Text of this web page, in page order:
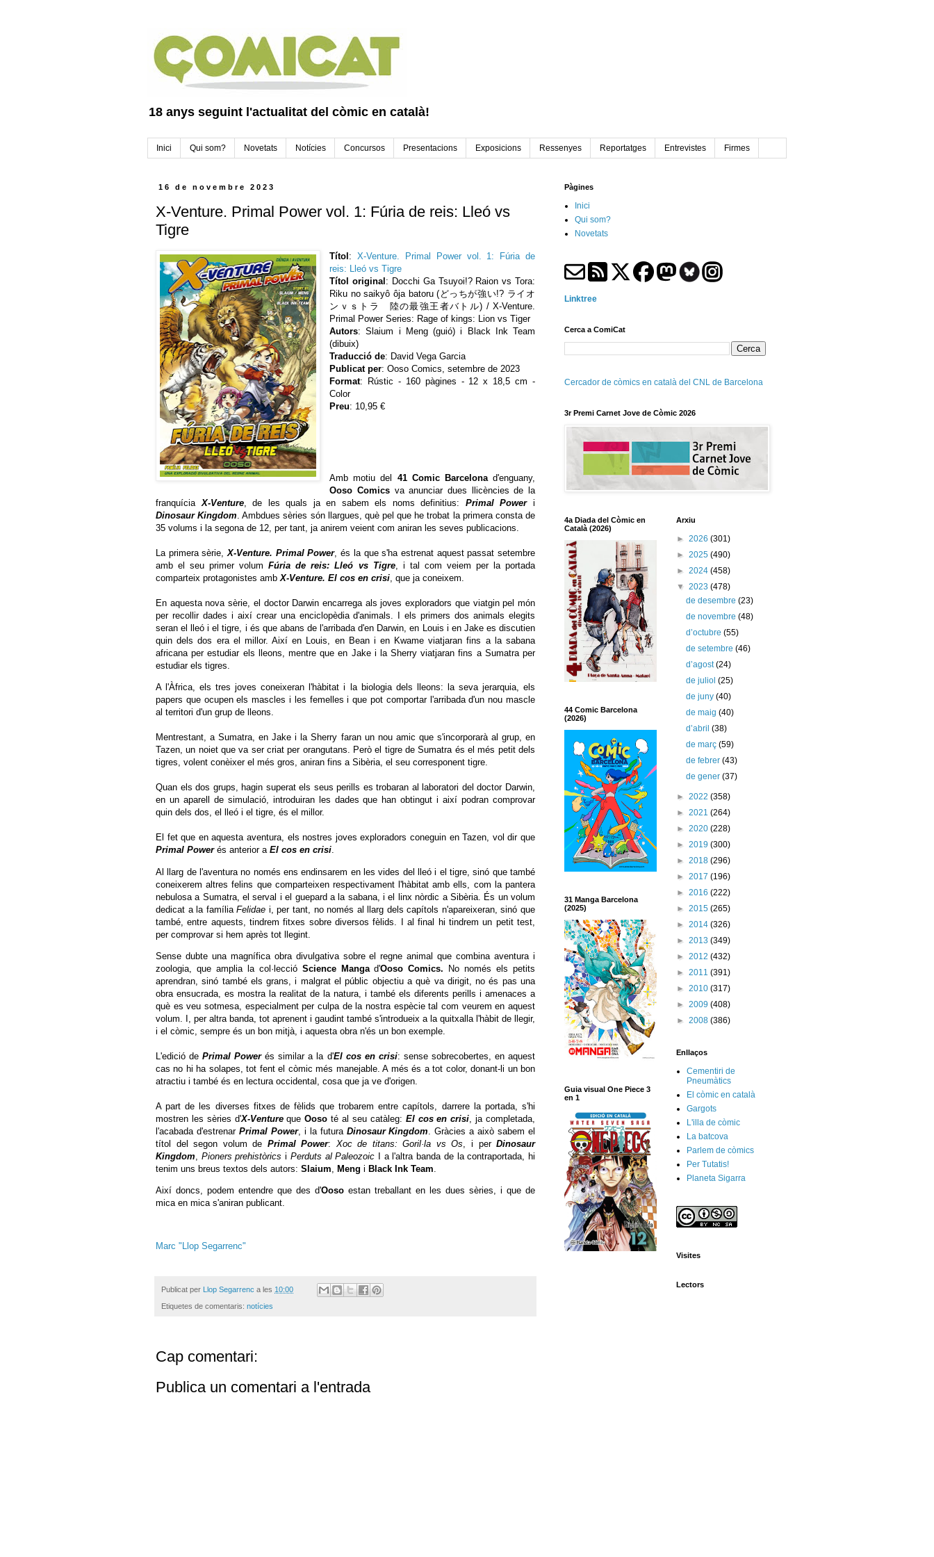
18 anys seguint l'actualitat del còmic en català!
Inici Qui som? Novetats Notícies Concursos Presentacions Exposicions Ressenyes Reportatges Entrevistes Firmes
16 de novembre 2023
X-Venture. Primal Power vol. 1: Fúria de reis: Lleó vs
Tigre
Títol :X-Venture. Primal Power vol. 1: Fúria de
reis: Lleó vs Tigre
Títol original : Docchi Ga Tsuyoi!? Raion vs Tora:
Riku no saikyô ôja batoru (どっちが強い!? ライオ
ンｖｓトラ 陸の最強王者バトル) / X-Venture.
Primal Power Series: Rage of kings: Lion vs Tiger
Autors: Slaium i Meng (guió) i Black Ink Team
(dibuix)
Traducció de: David Vega Garcia
Publicat per: Ooso Comics, setembre de 2023
Format: Rústic - 160 pàgines - 12 x 18,5 cm -
Color
Preu: 10,95 €
Amb motiu del 41 Comic Barcelonad'enguany,
Ooso Comicsva anunciar dues llicències de la
franquíciaX-Venture, de les quals ja en sabem els noms definitius: Primal Poweri
Dinosaur Kingdom. Ambdues sèries són llargues, què pel que he trobat la primera consta de
35 volums i la segona de 12, per tant, ja anirem veient com aniran les seves publicacions.
La primera sèrie,X-Venture. Primal Power, és la que s'ha estrenat aquest passat setembre
amb el seu primer volumFúria de reis: Lleó vs Tigre, i tal com veiem per la portada
comparteix protagonistes ambX-Venture. El cos en crisi, que ja coneixem.
En aquesta nova sèrie, el doctor Darwin encarrega als joves exploradors que viatgin pel món
per recollir dades i així crear una enciclopèdia d'animals. I els primers dos animals elegits
seran el lleó i el tigre, i és que abans de l'arribada d'en Darwin, en Louis i en Jake es discutien
quin dels dos era el millor. Així en Louis, en Bean i en Kwame viatjaran fins a la sabana
africana per estudiar els lleons, mentre que en Jake i la Sherry viatjaran fins a Sumatra per
estudiar els tigres.
A l'Àfrica, els tres joves coneixeran l'hàbitat i la biologia dels lleons: la seva jerarquia, els
papers que ocupen els mascles i les femelles i que pot comportar l'arribada d'un nou mascle
al territori d'un grup de lleons.
Mentrestant, a Sumatra, en Jake i la Sherry faran un nou amic que s'incorporarà al grup, en
Tazen, un noiet que va ser criat per orangutans. Però el tigre de Sumatra és el més petit dels
tigres, volent conèixer el més gros, aniran fins a Sibèria, el seu corresponent tigre.
Quan els dos grups, hagin superat els seus perills es trobaran al laboratori del doctor Darwin,
en un aparell de simulació, introduiran les dades que han obtingut i així podran comprovar
quin dels dos, el lleó i el tigre, és el millor.
El fet que en aquesta aventura, els nostres joves exploradors coneguin en Tazen, vol dir que
Primal Powerés anterior a El cos en crisi.
Al llarg de l'aventura no només ens endinsarem en les vides del lleó i el tigre, sinó que també
coneixerem altres felins que comparteixen respectivament l'hàbitat amb ells, com la pantera
nebulosa a Sumatra, el serval i el guepard a la sabana, i el linx nòrdic a Sibèria. És un volum
dedicat a la famíliaFelidae i, per tant, no només al llarg dels capítols n'apareixeran, sinó que
també, entre aquests, tindrem fitxes sobre diversos fèlids. I al final hi tindrem un petit test,
per comprovar si hem après tot llegint.
Sense dubte una magnífica obra divulgativa sobre el regne animal que combina aventura i
zoologia, que amplia la col·lecció Science Mangad'Ooso Comics. No només els petits
aprendran, sinó també els grans, i malgrat el públic objectiu a què va dirigit, no és pas una
obra ensucrada, es mostra la realitat de la natura, i també els diferents perills i amenaces a
què es veu sotmesa, especialment per culpa de la nostra espècie tal com veurem en aquest
volum. I, per altra banda, tot aprenent i gaudint també s'introdueix a la quitxalla l'hàbit de llegir,
i el còmic, sempre és un bon mitjà, i aquesta obra n'és un bon exemple.
L'edició dePrimal Powerés similar a la d'El cos en crisi: sense sobrecobertes, en aquest
cas no hi ha solapes, tot fent el còmic més manejable. A més és a tot color, donant-li un bon
atractiu i també és en lectura occidental, cosa que ja ve d'origen.
A part de les diverses fitxes de fèlids que trobarem entre capítols, darrere la portada, s'hi
mostren les sèries d'X-VenturequeOoso té al seu catàleg: El cos en crisi , ja completada,
l'acabada d'estrenar Primal Power, i la futura Dinosaur Kingdom . Gràcies a això sabem el
títol del segon volum de Primal Power: Xoc de titans: Goril·la vs Os , i perDinosaur
Kingdom
Pioners prehistòrics i Perduts al Paleozoic I a l'altra banda de la contraportada, hi
tenim uns breus textos dels autors: Slaium Meng i Black Ink Team
Així doncs, podem entendre que des d'Ooso estan treballant en les dues sèries, i que de
mica en mica s'aniran publicant.
Marc "Llop Segarrenc"
Publicat per Llop Segarrenc a les 10:00
Etiquetes de comentaris: notícies
Cap comentari:
Publica un comentari a l'entrada
Pàgines
Inici
Qui som?
Novetats
Linktree
Cerca a ComiCat
Cercador de còmics en català del CNL de Barcelona
3r Premi Carnet Jove de Còmic 2026
4a Diada del Còmic en
Català (2026)
44 Comic Barcelona
(2026)
31 Manga Barcelona
(2025)
Guia visual One Piece 3
en 1
Arxiu
► 2026 (301)
► 2025 (490)
► 2024 (458)
▼ 2023 (478)
de desembre(23)
de novembre(48)
d’octubre(55)
de setembre(46)
d’agost(24)
de juliol(25)
de juny(40)
de maig(40)
d’abril(38)
de març(59)
de febrer(43)
de gener(37)
► 2022 (358)
► 2021 (264)
► 2020 (228)
► 2019 (300)
► 2018 (296)
► 2017 (196)
► 2016 (222)
► 2015 (265)
► 2014 (326)
► 2013 (349)
► 2012 (432)
► 2011 (391)
► 2010 (317)
► 2009 (408)
► 2008 (386)
Enllaços
Cementiri de
Pneumàtics
El còmic en català
Gargots
L'illa de còmic
La batcova
Parlem de còmics
Per Tutatis!
Planeta Sigarra
Visites
Lectors